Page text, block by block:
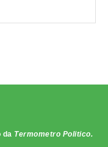
da Termometro Politico.